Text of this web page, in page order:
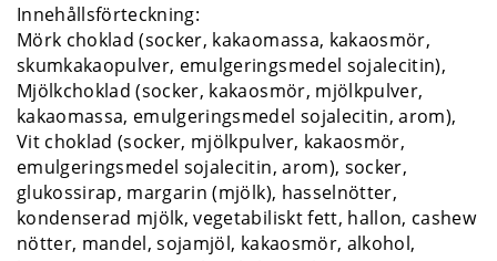
Innehållsförteckning:
Mörk choklad (socker, kakaomassa, kakaosmör,
skumkakaopulver, emulgeringsmedel sojalecitin),
Mjölkchoklad (socker, kakaosmör, mjölkpulver,
kakaomassa, emulgeringsmedel sojalecitin, arom),
Vit choklad (socker, mjölkpulver, kakaosmör,
emulgeringsmedel sojalecitin, arom), socker,
glukossirap, margarin (mjölk), hasselnötter,
kondenserad mjölk, vegetabiliskt fett, hallon, cashew
nötter, mandel, sojamjöl, kakaosmör, alkohol,